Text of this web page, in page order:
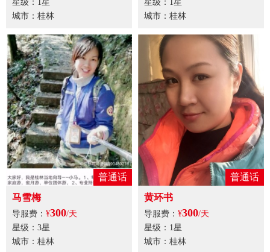
星级：1星
城市：桂林
星级：1星
城市：桂林
普通话
马雪梅
导服费： ¥300/天
星级：3星
城市：桂林
普通话
黄环书
导服费： ¥300/天
星级：1星
城市：桂林